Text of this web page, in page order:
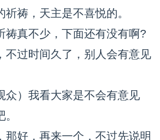
祷，天主是不喜悦的。
祷真不少，下面还有没有啊?
过时间久了，别人会有意见
众）我看大家是不会有意见
好，再来一个，不过先说明